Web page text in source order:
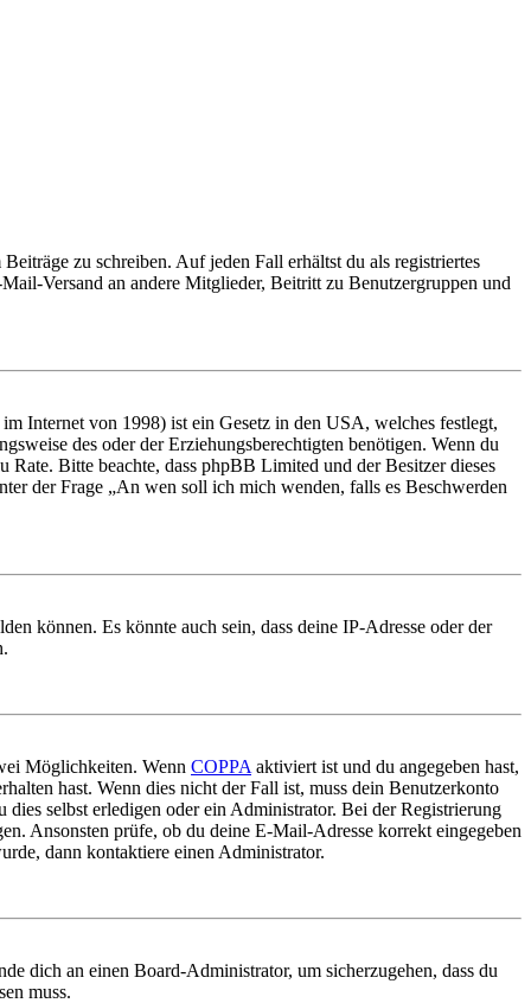
zu schreiben. Auf jeden Fall erhältst du als registriertes
Versand an andere Mitglieder, Beitritt zu Benutzergruppen und
Internet von 1998) ist ein Gesetz in den USA, welches festlegt,
des oder der Erziehungsberechtigten benötigen. Wenn du
Bitte beachte, dass phpBB Limited und der Besitzer dieses
der Frage „An wen soll ich mich wenden, falls es Beschwerden
können. Es könnte auch sein, dass deine IP-Adresse oder der
Möglichkeiten. Wenn COPPA aktiviert ist und du angegeben hast,
hast. Wenn dies nicht der Fall ist, muss dein Benutzerkonto
selbst erledigen oder ein Administrator. Bei der Registrierung
Ansonsten prüfe, ob du deine E-Mail-Adresse korrekt eingegeben
dann kontaktiere einen Administrator.
dich an einen Board-Administrator, um sicherzugehen, dass du
muss.